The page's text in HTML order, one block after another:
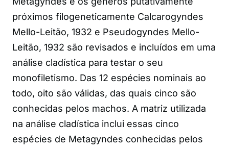
próximos filogeneticamente Calcarogyndes
Mello-Leitão, 1932 e Pseudogyndes Mello-
Leitão, 1932 são revisados e incluídos em uma
análise cladística para testar o seu
monofiletismo. Das 12 espécies nominais ao
todo, oito são válidas, das quais cinco são
conhecidas pelos machos. A matriz utilizada
na análise cladística inclui essas cinco
espécies de Metagyndes conhecidas pelos